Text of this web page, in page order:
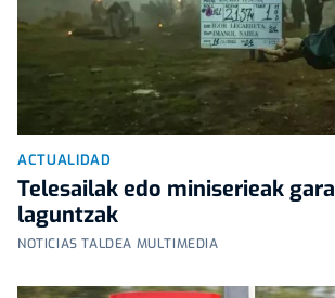
ACTUALIDAD
Telesailak edo miniserieak
laguntzak
NOTICIAS TALDEA MULTIMEDIA